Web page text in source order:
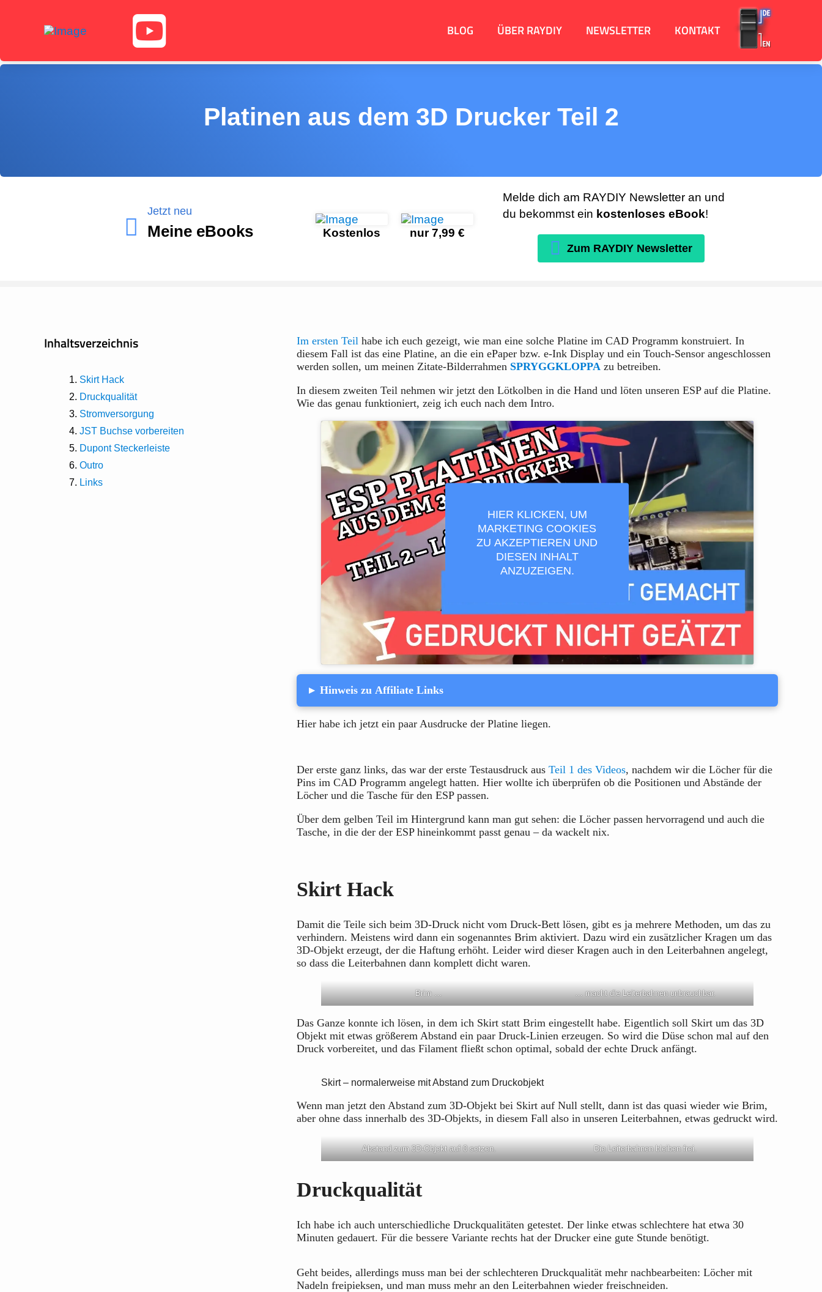
BLOG ÜBER RAYDIY NEWSLETTER KONTAKT
Platinen aus dem 3D Drucker Teil 2
Jetzt neu
Meine eBooks Kostenlos nur 7,99 €
Melde dich am RAYDIY Newsletter an und
du bekommst ein kostenloses eBook!
Zum RAYDIY Newsletter
Inhaltsverzeichnis
Skirt Hack
Druckqualität
Stromversorgung
JST Buchse vorbereiten
Dupont Steckerleiste
Outro
Links
Im ersten Teil habe ich euch gezeigt, wie man eine solche Platine im CAD Programm konstruiert. In
diesem Fall ist das eine Platine, an die ein ePaper bzw. e-Ink Display und ein Touch-Sensor angeschlossen
werden sollen, um meinen Zitate-Bilderrahmen SPRYGGKLOPPA zu betreiben.
In diesem zweiten Teil nehmen wir jetzt den Lötkolben in die Hand und löten unseren ESP auf die Platine.
Wie das genau funktioniert, zeig ich euch nach dem Intro.
HIER KLICKEN, UM
MARKETING COOKIES
ZU AKZEPTIEREN UND
DIESEN INHALT
ANZUZEIGEN.
▸ Hinweis zu Affiliate Links
Hier habe ich jetzt ein paar Ausdrucke der Platine liegen.
Der erste ganz links, das war der erste Testausdruck aus Teil 1 des Videos, nachdem wir die Löcher für die
Pins im CAD Programm angelegt hatten. Hier wollte ich überprüfen ob die Positionen und Abstände der
Löcher und die Tasche für den ESP passen.
Über dem gelben Teil im Hintergrund kann man gut sehen: die Löcher passen hervorragend und auch die
Tasche, in die der der ESP hineinkommt passt genau – da wackelt nix.
Skirt Hack
Damit die Teile sich beim 3D-Druck nicht vom Druck-Bett lösen, gibt es ja mehrere Methoden, um das zu
verhindern. Meistens wird dann ein sogenanntes Brim aktiviert. Dazu wird ein zusätzlicher Kragen um das
3D-Objekt erzeugt, der die Haftung erhöht. Leider wird dieser Kragen auch in den Leiterbahnen angelegt,
so dass die Leiterbahnen dann komplett dicht waren.
Brim … … macht die Leiterbahnen unbrauchbar.
Das Ganze konnte ich lösen, in dem ich Skirt statt Brim eingestellt habe. Eigentlich soll Skirt um das 3D
Objekt mit etwas größerem Abstand ein paar Druck-Linien erzeugen. So wird die Düse schon mal auf den
Druck vorbereitet, und das Filament fließt schon optimal, sobald der echte Druck anfängt.
Skirt – normalerweise mit Abstand zum Druckobjekt
Wenn man jetzt den Abstand zum 3D-Objekt bei Skirt auf Null stellt, dann ist das quasi wieder wie Brim,
aber ohne dass innerhalb des 3D-Objekts, in diesem Fall also in unseren Leiterbahnen, etwas gedruckt wird.
Abstand zum 3D-Objekt auf 0 setzen. Die Leiterbahnen bleiben frei.
Druckqualität
Ich habe ich auch unterschiedliche Druckqualitäten getestet. Der linke etwas schlechtere hat etwa 30
Minuten gedauert. Für die bessere Variante rechts hat der Drucker eine gute Stunde benötigt.
Geht beides, allerdings muss man bei der schlechteren Druckqualität mehr nachbearbeiten: Löcher mit
Nadeln freipieksen, und man muss mehr an den Leiterbahnen wieder freischneiden.